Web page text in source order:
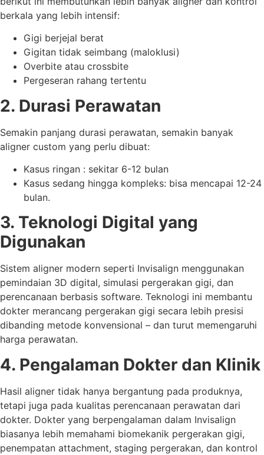
berkala yang lebih intensif:
Gigi berjejal berat
Gigitan tidak seimbang (maloklusi)
Overbite atau crossbite
Pergeseran rahang tertentu
2. Durasi Perawatan
Semakin panjang durasi perawatan, semakin banyak
aligner custom yang perlu dibuat:
Kasus ringan : sekitar 6-12 bulan
Kasus sedang hingga kompleks: bisa mencapai 12-24
bulan.
3. Teknologi Digital yang
Digunakan
Sistem aligner modern seperti Invisalign menggunakan
pemindaian 3D digital, simulasi pergerakan gigi, dan
perencanaan berbasis software. Teknologi ini membantu
dokter merancang pergerakan gigi secara lebih presisi
dibanding metode konvensional – dan turut memengaruhi
harga perawatan.
4. Pengalaman Dokter dan Klinik
Hasil aligner tidak hanya bergantung pada produknya,
tetapi juga pada kualitas perencanaan perawatan dari
dokter. Dokter yang berpengalaman dalam Invisalign
biasanya lebih memahami biomekanik pergerakan gigi,
penempatan attachment, staging pergerakan, dan kontrol